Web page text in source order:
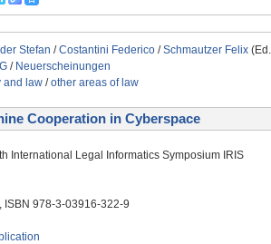
Stefan /Costantini Federico /Schmautzer Felix
/ Neuerscheinungen
and law /other areas of law
Cooperation in Cyberspace
International Legal Informatics Symposium IRIS
ISBN 978-3-03916-322-9